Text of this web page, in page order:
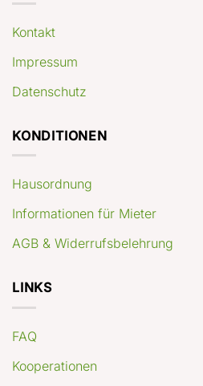
Kontakt
Impressum
Datenschutz
KONDITIONEN
Hausordnung
Informationen für Mieter
AGB & Widerrufsbelehrung
LINKS
FAQ
Kooperationen